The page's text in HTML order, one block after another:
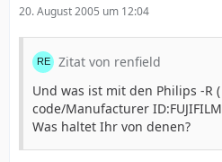
20. August 2005 um 12:04
Zitat von renfield
Und was ist mit den Philips -R
code/Manufacturer
Was haltet Ihr von denen?